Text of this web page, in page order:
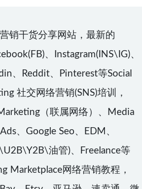
销干货分享网站，最新的
、Instagram(INS\IG)、
、Reddit、Pinterest等Social
社交网络营销(SNS)培训，
（联属网络）、Media
、Google Seo、EDM、
油管)、Freelance等
Marketplace网络营销教程，